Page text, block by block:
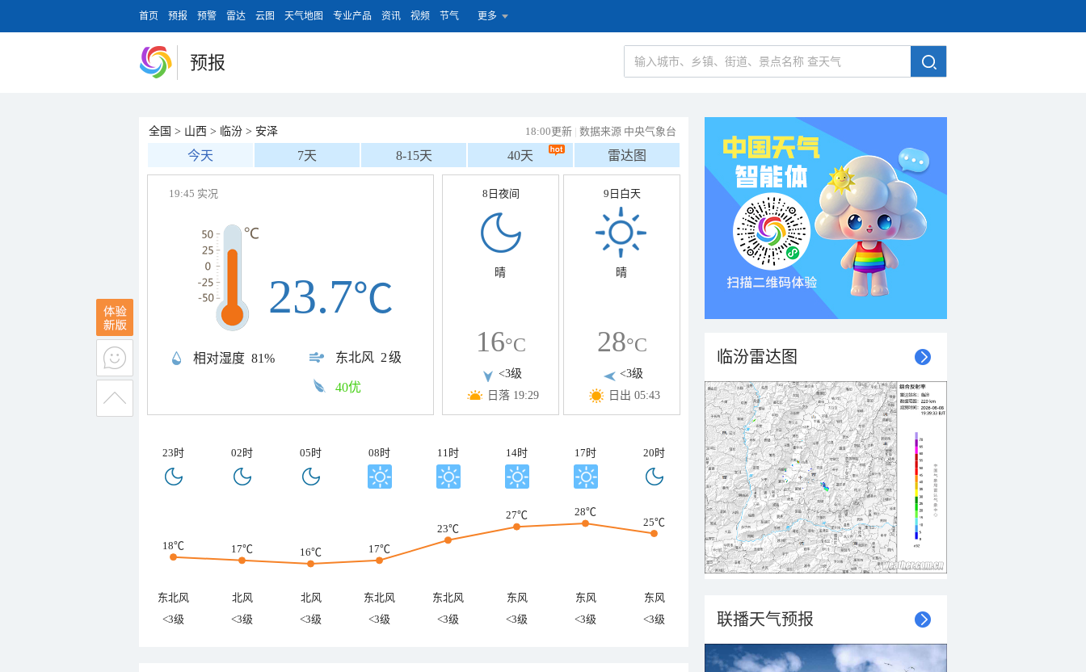
首页 预报 预警 雷达 云图 天气地图 专业产品 资讯 视频 节气 更多
预报
全国 > 山西 > 临汾 > 安泽 18:00更新 | 数据来源 中央气象台
今天 7天 8-15天 40天 雷达图
19:45 实况
相对湿度 81% 东北风 2级
23.7℃
40优
8日夜间
晴
16°C
<3级
日落 19:29
9日白天
晴
28°C
<3级
日出 05:43
23时 02时 05时 08时 11时 14时 17时 20时
18℃ 17℃ 16℃ 17℃
23℃
27℃
28℃
25℃
东北风 北风 北风 东北风 东北风 东风 东风
东风
<3级
<3级 <3级 <3级 <3级 <3级 <3级 <3级
临汾雷达图
联播天气预报